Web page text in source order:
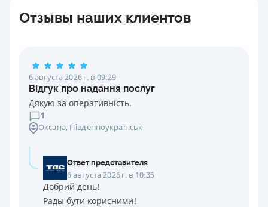
Отзывы наших клиентов
6 августа 2026 г. в 09:29
Відгук про надання послуг
Дякую за оперативність.
1
Оксана, Південноукраїнськ
Ответ представителя
6 августа 2026 г. в 10:35
Добрий день!
Рады бути корисними!